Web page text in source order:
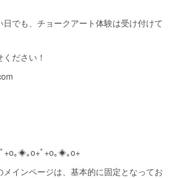
でも、チョークアート体験は受け付けて
ださい！
+o｡◈｡o+ﾟ+o｡◈｡o+
インページは、基本的に固定となってお